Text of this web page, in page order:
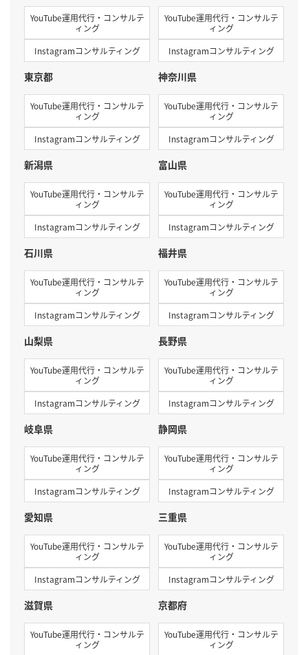
YouTube運用代行・コンサルテ
ィング
Instagramコンサルティング
YouTube運用代行・コンサルテ
ィング
Instagramコンサルティング
東京都
YouTube運用代行・コンサルテ
ィング
Instagramコンサルティング
神奈川県
YouTube運用代行・コンサルテ
ィング
Instagramコンサルティング
新潟県
YouTube運用代行・コンサルテ
ィング
Instagramコンサルティング
富山県
YouTube運用代行・コンサルテ
ィング
Instagramコンサルティング
石川県
YouTube運用代行・コンサルテ
ィング
Instagramコンサルティング
福井県
YouTube運用代行・コンサルテ
ィング
Instagramコンサルティング
山梨県
YouTube運用代行・コンサルテ
ィング
Instagramコンサルティング
長野県
YouTube運用代行・コンサルテ
ィング
Instagramコンサルティング
岐阜県
YouTube運用代行・コンサルテ
ィング
Instagramコンサルティング
静岡県
YouTube運用代行・コンサルテ
ィング
Instagramコンサルティング
愛知県
YouTube運用代行・コンサルテ
ィング
Instagramコンサルティング
三重県
YouTube運用代行・コンサルテ
ィング
Instagramコンサルティング
滋賀県
YouTube運用代行・コンサルテ
ィング
京都府
YouTube運用代行・コンサルテ
ィング